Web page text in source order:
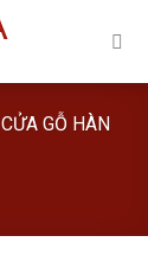
CỬA GỖ HÀN